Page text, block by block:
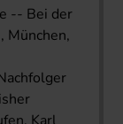
-- Bei der
München,